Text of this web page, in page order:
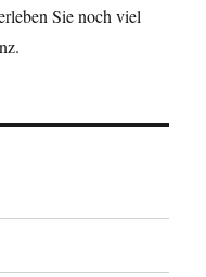
Sie noch viel